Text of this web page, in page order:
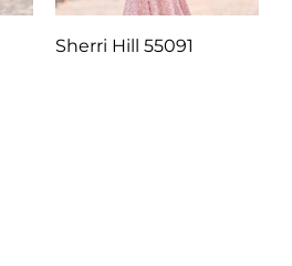
Sherri Hill 55091